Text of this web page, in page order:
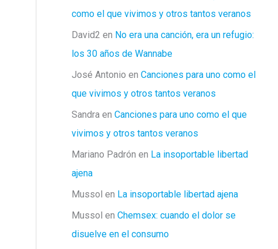
como el que vivimos y otros tantos veranos
David2 en No era una canción, era un refugio:
los 30 años de Wannabe
José Antonio en Canciones para uno como el
que vivimos y otros tantos veranos
Sandra en Canciones para uno como el que
vivimos y otros tantos veranos
Mariano Padrón en La insoportable libertad
ajena
Mussol en La insoportable libertad ajena
Mussol en Chemsex: cuando el dolor se
disuelve en el consumo